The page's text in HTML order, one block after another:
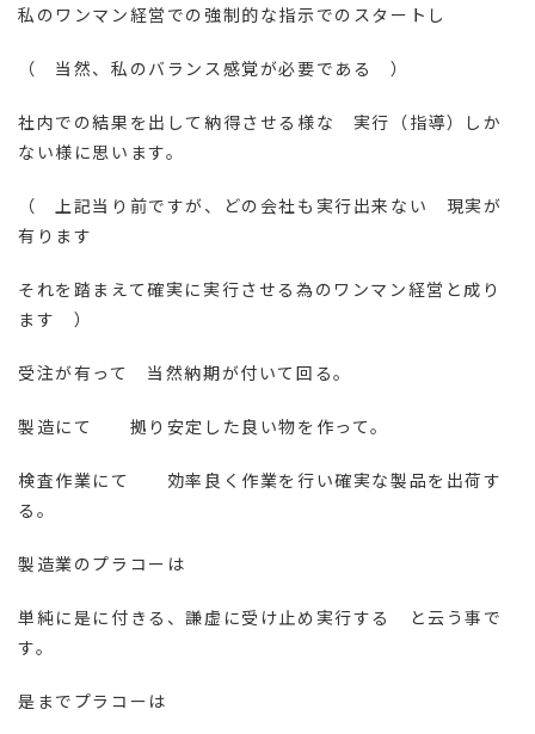
私のワンマン経営での強制的な指示でのスタートし
（ 当然、私のバランス感覚が必要である ）
社内での結果を出して納得させる様な 実行（指導）しか
ない様に思います。
（ 上記当り前ですが、どの会社も実行出来ない 現実が
有ります
それを踏まえて確実に実行させる為のワンマン経営と成り
ます ）
受注が有って 当然納期が付いて回る。
製造にて 拠り安定した良い物を作って。
検査作業にて 効率良く作業を行い確実な製品を出荷す
る。
製造業のプラコーは
単純に是に付きる、謙虚に受け止め実行する と云う事で
す。
是までプラコーは